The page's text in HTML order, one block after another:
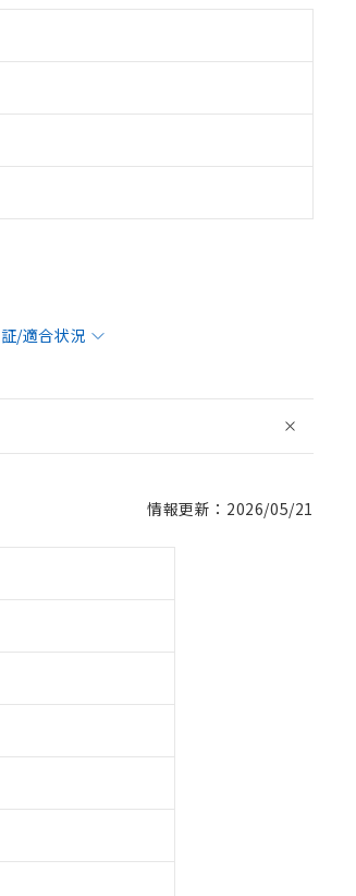
/適合状況
情報更新：2026/05/21